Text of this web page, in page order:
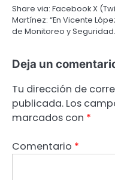
Share via: Facebook X
Martínez: “En Vicente
de Monitoreo y
Deja un
Tu dirección de
publicada. Los
marcados con *
Comentario *